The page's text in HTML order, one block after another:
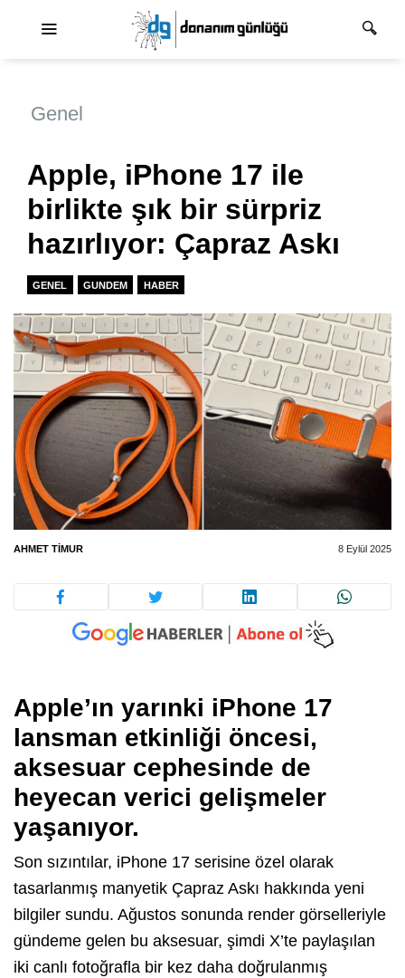
Genel
Apple, iPhone 17 ile
birlikte şık bir sürpriz
hazırlıyor: Çapraz Askı
GENEL GUNDEM HABER
AHMET TIMUR 8 Eylül 2025
Apple’ın yarınki iPhone 17
lansman etkinliği öncesi,
aksesuar cephesinde de
heyecan verici gelişmeler
yaşanıyor.
Son sızıntılar, iPhone 17 serisine özel olarak
tasarlanmış manyetik Çapraz Askı hakkında yeni
bilgiler sundu. Ağustos sonunda render görselleriyle
gündeme gelen bu aksesuar, şimdi X’te paylaşılan
iki canlı fotoğrafla bir kez daha doğrulanmış